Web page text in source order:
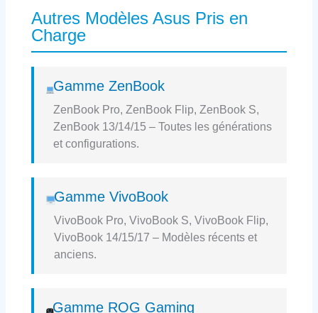
Autres Modèles Asus Pris en
Charge
Gamme ZenBook
ZenBook Pro, ZenBook Flip, ZenBook S,
ZenBook 13/14/15 – Toutes les générations
et configurations.
Gamme VivoBook
VivoBook Pro, VivoBook S, VivoBook Flip,
VivoBook 14/15/17 – Modèles récents et
anciens.
Gamme ROG Gaming